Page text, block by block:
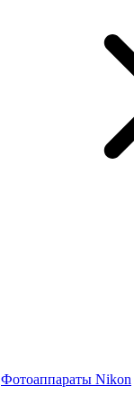
Фотоаппараты Nikon